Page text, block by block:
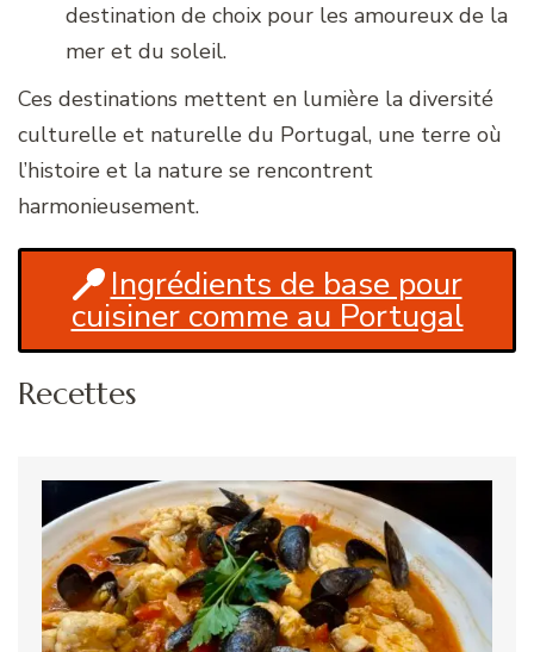
destination de choix pour les amoureux de la
mer et du soleil.
Ces destinations mettent en lumière la diversité
culturelle et naturelle du Portugal, une terre où
l’histoire et la nature se rencontrent
harmonieusement.
Ingrédients de base pour
cuisiner comme au Portugal
Recettes